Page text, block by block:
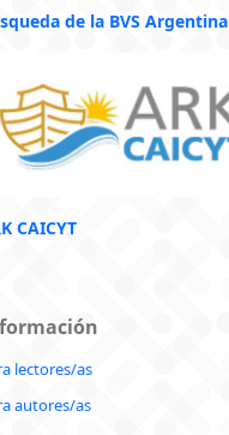
de la BVS Argentina
CAICYT
lectores/as
autores/as